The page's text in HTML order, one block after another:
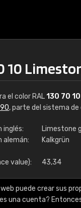
10
el color RAL130 70 10
, parte del sistema de
inglés:
Limestone
alemán:
Kalkgrün
value): 43,34
puede crear sus
una cuenta?